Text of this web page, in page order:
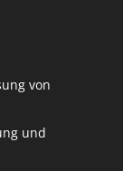
von
und